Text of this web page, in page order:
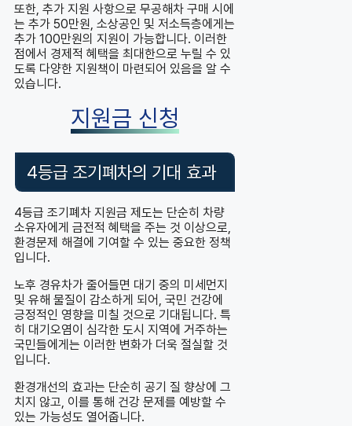
또한, 추가 지원 사항으로 무공해차 구매 시에
는 추가 50만원, 소상공인 및 저소득층에게는
추가 100만원의 지원이 가능합니다. 이러한
점에서 경제적 혜택을 최대한으로 누릴 수 있
도록 다양한 지원책이 마련되어 있음을 알 수
있습니다.
지원금 신청
4등급 조기폐차의 기대 효과
4등급 조기폐차 지원금 제도는 단순히 차량
소유자에게 금전적 혜택을 주는 것 이상으로,
환경문제 해결에 기여할 수 있는 중요한 정책
입니다.
노후 경유차가 줄어들면 대기 중의 미세먼지
및 유해 물질이 감소하게 되어, 국민 건강에
긍정적인 영향을 미칠 것으로 기대됩니다. 특
히 대기오염이 심각한 도시 지역에 거주하는
국민들에게는 이러한 변화가 더욱 절실할 것
입니다.
환경개선의 효과는 단순히 공기 질 향상에 그
치지 않고, 이를 통해 건강 문제를 예방할 수
있는 가능성도 열어줍니다.